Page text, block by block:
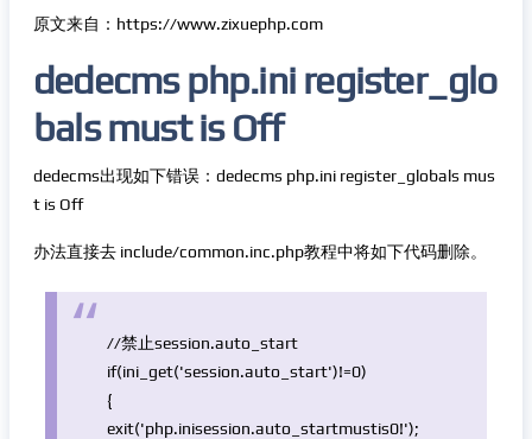
原文来自：https://www.zixuephp.com
dedecms php.ini register_glo
bals must is Off
dedecms出现如下错误：dedecms php.ini register_globals mus
t is Off
办法直接去 include/common.inc.php教程中将如下代码删除。
//禁止session.auto_start
if(ini_get('session.auto_start')!=0)
{
exit('php.inisession.auto_startmustis0!');